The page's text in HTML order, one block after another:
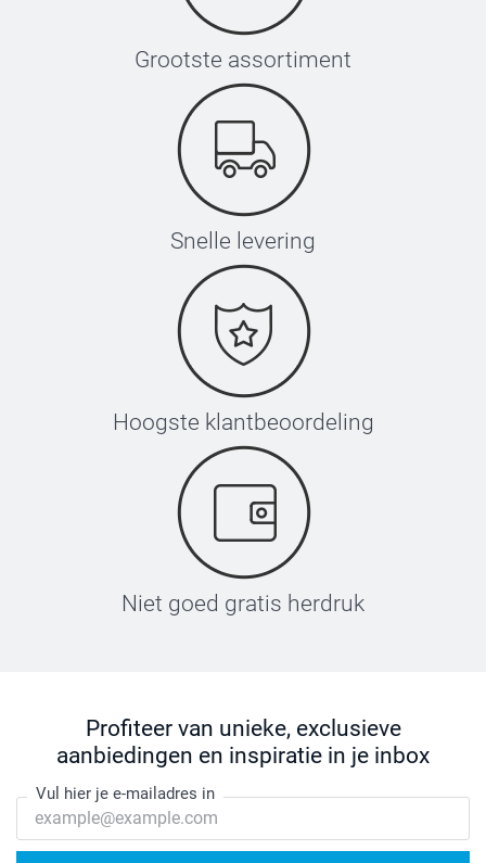
Grootste assortiment
Snelle levering
Hoogste klantbeoordeling
Niet goed gratis herdruk
Profiteer van unieke, exclusieve
aanbiedingen en inspiratie in je inbox
Vul hier je e-mailadres in